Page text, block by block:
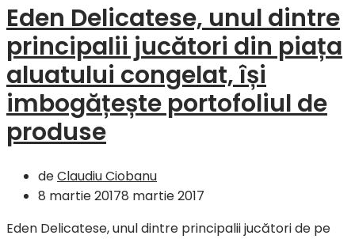
Eden Delicatese, unul dintre
principalii jucători din piața
aluatului congelat, își
imbogățește portofoliul de
produse
deClaudiu Ciobanu
8 martie 20178 martie 2017
Eden Delicatese, unul dintre principalii jucători de pe